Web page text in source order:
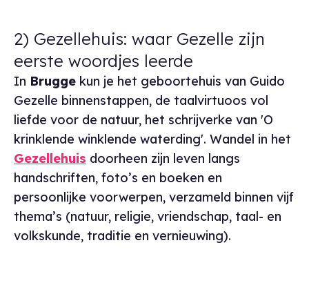
2) Gezellehuis: waar Gezelle zijn
eerste woordjes leerde
In Brugge kun je het geboortehuis van Guido
Gezelle binnenstappen, de taalvirtuoos vol
liefde voor de natuur, het schrijverke van 'O
krinklende winklende waterding'. Wandel in het
Gezellehuis doorheen zijn leven langs
handschriften, foto’s en boeken en
persoonlijke voorwerpen, verzameld binnen vijf
thema’s (natuur, religie, vriendschap, taal- en
volkskunde, traditie en vernieuwing).